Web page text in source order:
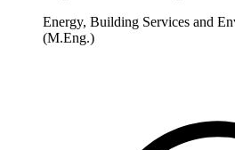
Energy, Building Services and
(M.Eng.)